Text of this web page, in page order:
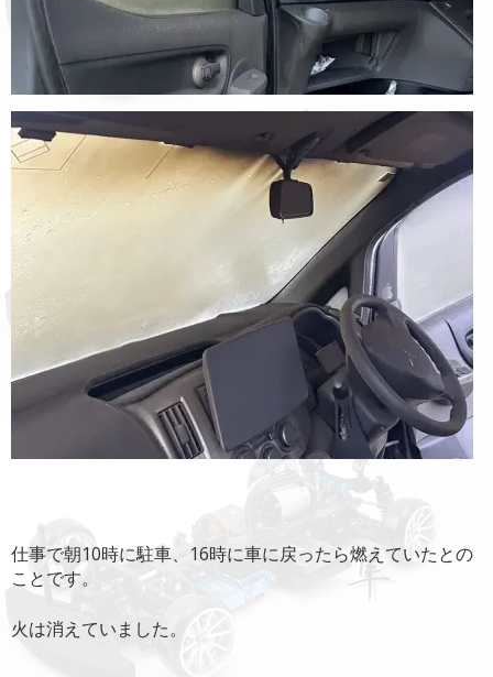
仕事で朝10時に駐車、16時に車に戻ったら燃えていたとの
ことです。
火は消えていました。